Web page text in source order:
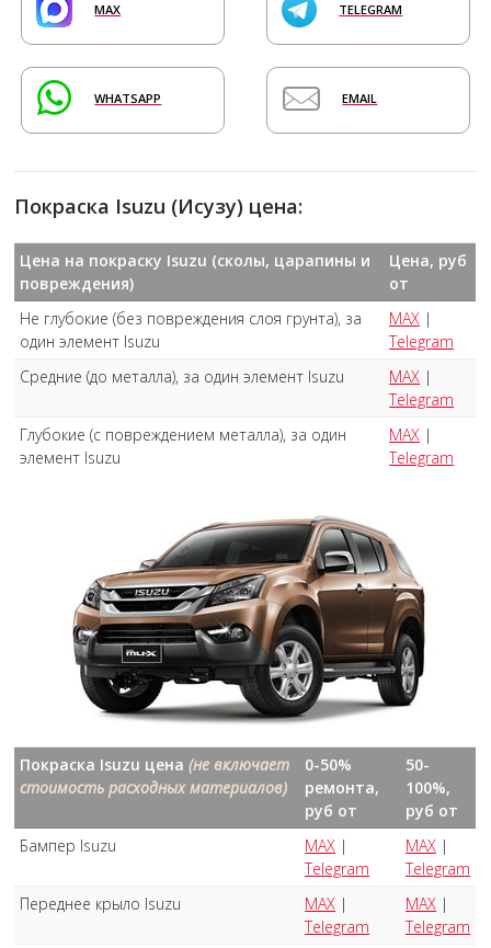
MAX TELEGRAM
WHATSAPP EMAIL
Покраска Isuzu (Исузу) цена:
Цена на покраску Isuzu (сколы, царапины и
повреждения)
Цена, руб
от
Не глубокие (без повреждения слоя грунта), за
один элемент Isuzu
MAX |
Telegram
Средние (до металла), за один элемент Isuzu
MAX |
Telegram
Глубокие (с повреждением металла), за один
элемент Isuzu
MAX |
Telegram
Покраска Isuzu цена(не включает
стоимость расходных материалов)
0-50%
ремонта,
руб от
50-
100%,
руб от
Бампер Isuzu
MAX |
Telegram
MAX |
Telegram
Переднее крыло Isuzu
MAX |
Telegram
MAX |
Telegram